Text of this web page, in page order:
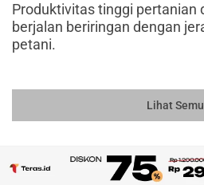
Produktivitas tinggi pertanian
berjalan beriringan dengan
petani.
Lihat